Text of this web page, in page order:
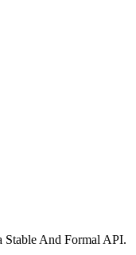
Stable And Formal API.